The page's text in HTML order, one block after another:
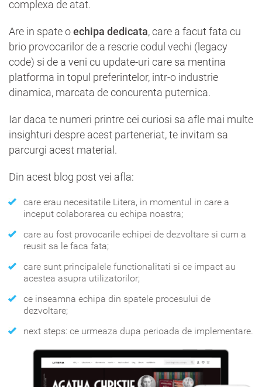
complexa de atat.
Are in spate oechipa dedicata, care a facut fata cu
brio provocarilor de a rescrie codul vechi (legacy
code) si de a veni cu update-uri care sa mentina
platforma in topul preferintelor, intr-o industrie
dinamica, marcata de concurenta puternica.
Iar daca te numeri printre cei curiosi sa afle mai multe
insighturi despre acest parteneriat, te invitam sa
parcurgi acest material.
Din acest blog post vei afla:
care erau necesitatile Litera, in momentul in care a
inceput colaborarea cu echipa noastra;
care au fost provocarile echipei de dezvoltare si cum a
reusit sa le faca fata;
care sunt principalele functionalitati si ce impact au
acestea asupra utilizatorilor;
ce inseamna echipa din spatele procesului de
dezvoltare;
next steps: ce urmeaza dupa perioada de implementare.